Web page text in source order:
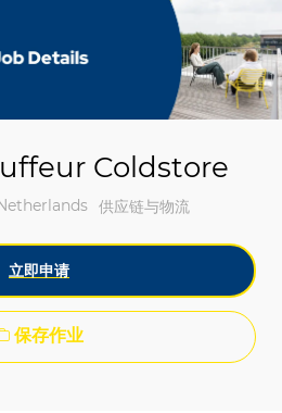
Coldstore
类别
供应链与物流
立即申请
保存作业